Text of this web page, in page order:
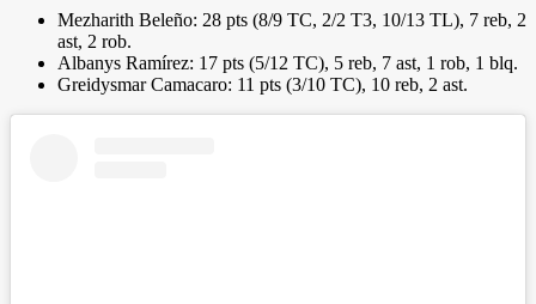
Mezharith Beleño: 28 pts (8/9 TC, 2/2 T3, 10/13 TL), 7 reb, 2
ast, 2 rob.
Albanys Ramírez: 17 pts (5/12 TC), 5 reb, 7 ast, 1 rob, 1 blq.
Greidysmar Camacaro: 11 pts (3/10 TC), 10 reb, 2 ast.